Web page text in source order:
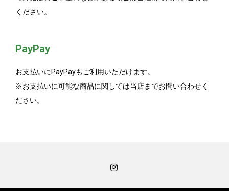
ください。
PayPay
お支払いにPayPayもご利用いただけます。
※お支払いに可能な商品に関しては当店までお問い合わせく
ださい。